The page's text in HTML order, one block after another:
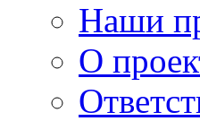
Наши
О